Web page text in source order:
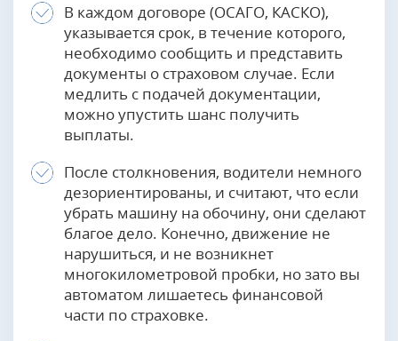
В каждом договоре (ОСАГО, КАСКО),
указывается срок, в течение которого,
необходимо сообщить и представить
документы о страховом случае. Если
медлить с подачей документации,
можно упустить шанс получить
выплаты.
После столкновения, водители немного
дезориентированы, и считают, что если
убрать машину на обочину, они сделают
благое дело. Конечно, движение не
нарушиться, и не возникнет
многокилометровой пробки, но зато вы
автоматом лишаетесь финансовой
части по страховке.